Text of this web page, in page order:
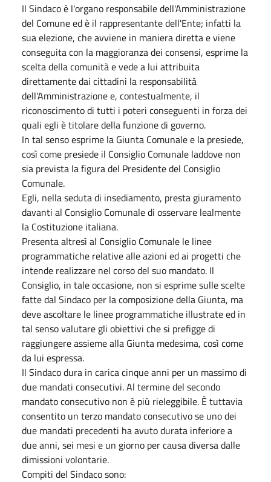
Il Sindaco è l'organo responsabile dell'Amministrazione
del Comune ed è il rappresentante dell'Ente; infatti la
sua elezione, che avviene in maniera diretta e viene
conseguita con la maggioranza dei consensi, esprime la
scelta della comunità e vede a lui attribuita
direttamente dai cittadini la responsabilità
dell'Amministrazione e, contestualmente, il
riconoscimento di tutti i poteri conseguenti in forza dei
quali egli è titolare della funzione di governo.
In tal senso esprime la Giunta Comunale e la presiede,
così come presiede il Consiglio Comunale laddove non
sia prevista la figura del Presidente del Consiglio
Comunale.
Egli, nella seduta di insediamento, presta giuramento
davanti al Consiglio Comunale di osservare lealmente
la Costituzione italiana.
Presenta altresì al Consiglio Comunale le linee
programmatiche relative alle azioni ed ai progetti che
intende realizzare nel corso del suo mandato. Il
Consiglio, in tale occasione, non si esprime sulle scelte
fatte dal Sindaco per la composizione della Giunta, ma
deve ascoltare le linee programmatiche illustrate ed in
tal senso valutare gli obiettivi che si prefigge di
raggiungere assieme alla Giunta medesima, così come
da lui espressa.
Il Sindaco dura in carica cinque anni per un massimo di
due mandati consecutivi. Al termine del secondo
mandato consecutivo non è più rieleggibile. È tuttavia
consentito un terzo mandato consecutivo se uno dei
due mandati precedenti ha avuto durata inferiore a
due anni, sei mesi e un giorno per causa diversa dalle
dimissioni volontarie.
Compiti del Sindaco sono: